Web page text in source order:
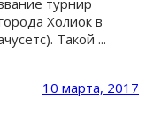
Холиок в
Такой ...
10 марта, 2017